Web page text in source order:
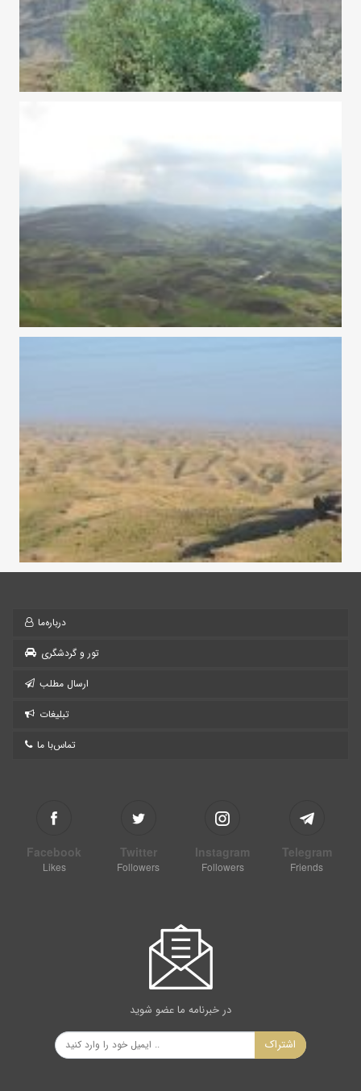
درباره‌ما
تور و گردشگری
ارسال مطلب
تبلیغات
تماس‌با ما
Facebook
Likes
Twitter
Followers
Instagram
Followers
Telegram
Friends
در خبرنامه ما عضو شوید
اشتراک